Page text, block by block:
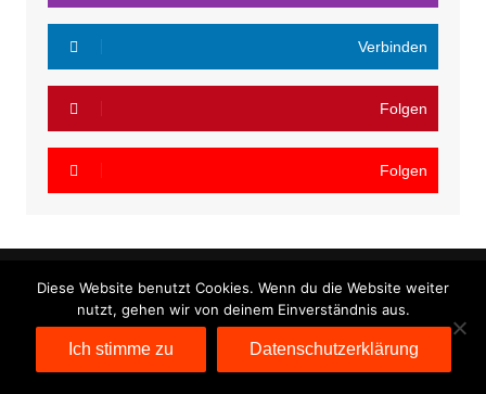
Verbinden
Folgen
Folgen
Cream Magazine vonThemebeez
Datenschutzerklärung Impressum
Diese Website benutzt Cookies. Wenn du die Website weiter
nutzt, gehen wir von deinem Einverständnis aus.
Ich stimme zu Datenschutzerklärung